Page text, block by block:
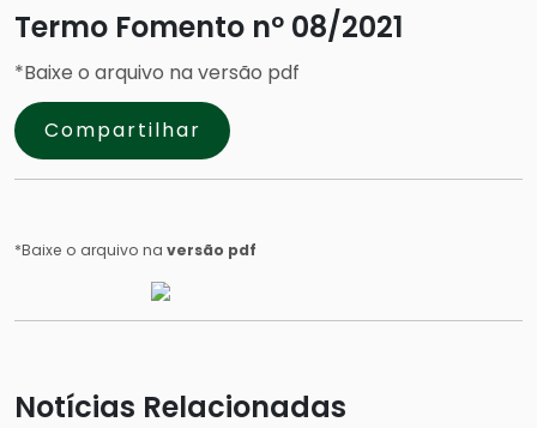
Termo Fomento nº 08/2021
*Baixe o arquivo na versão pdf
Compartilhar
*Baixe o arquivo na versão pdf
Notícias Relacionadas